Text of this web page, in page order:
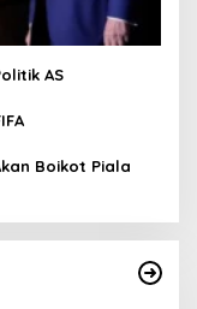
AS
Boikot Piala